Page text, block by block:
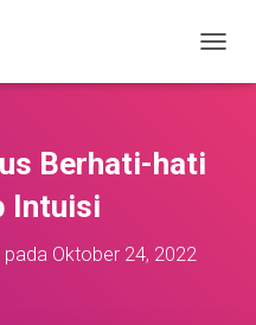
O
Berhati-hati
Intuisi
pada Oktober 24, 2022